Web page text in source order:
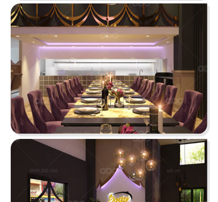
HIGHLANDS COFFEE
Highlands Sunwah do QDC Design & Build thi
công sở hữu không gian hai mặt tiền rộng rãi
cùng phong cách thiết kế hiện đại, sang trọng.
Chi tiết